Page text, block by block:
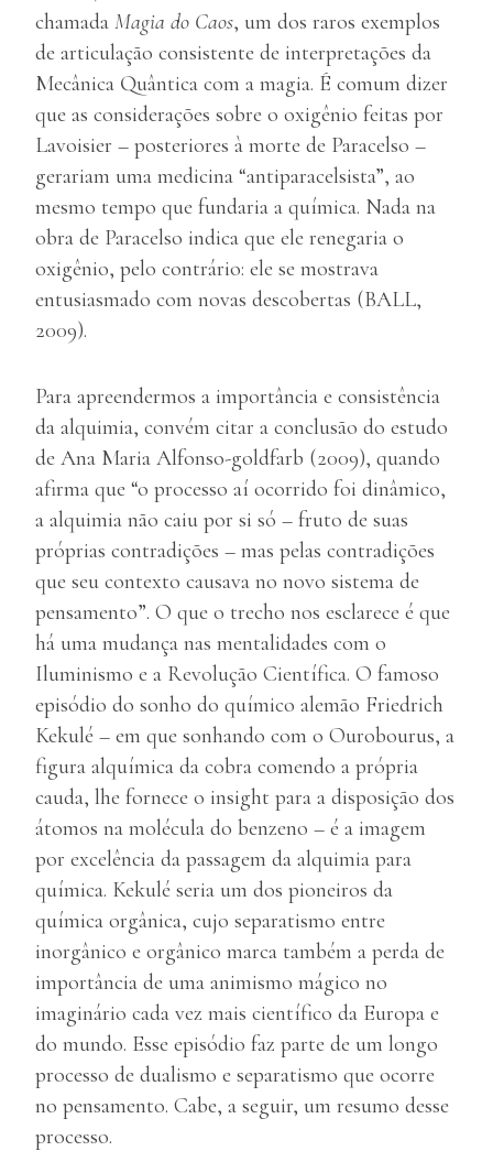
chamada Magia do Caos, um dos raros exemplos
de articulação consistente de interpretações da
Mecânica Quântica com a magia. É comum dizer
que as considerações sobre o oxigênio feitas por
Lavoisier – posteriores à morte de Paracelso –
gerariam uma medicina “antiparacelsista”, ao
mesmo tempo que fundaria a química. Nada na
obra de Paracelso indica que ele renegaria o
oxigênio, pelo contrário: ele se mostrava
entusiasmado com novas descobertas (BALL,
2009).
Para apreendermos a importância e consistência
da alquimia, convém citar a conclusão do estudo
de Ana Maria Alfonso-goldfarb (2009), quando
afirma que “o processo aí ocorrido foi dinâmico,
a alquimia não caiu por si só – fruto de suas
próprias contradições – mas pelas contradições
que seu contexto causava no novo sistema de
pensamento”. O que o trecho nos esclarece é que
há uma mudança nas mentalidades com o
Iluminismo e a Revolução Científica. O famoso
episódio do sonho do químico alemão Friedrich
Kekulé – em que sonhando com o Ourobourus, a
figura alquímica da cobra comendo a própria
cauda, lhe fornece o insight para a disposição dos
átomos na molécula do benzeno – é a imagem
por excelência da passagem da alquimia para
química. Kekulé seria um dos pioneiros da
química orgânica, cujo separatismo entre
inorgânico e orgânico marca também a perda de
importância de uma animismo mágico no
imaginário cada vez mais científico da Europa e
do mundo. Esse episódio faz parte de um longo
processo de dualismo e separatismo que ocorre
no pensamento. Cabe, a seguir, um resumo desse
processo.